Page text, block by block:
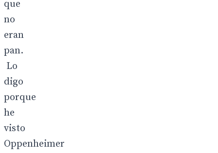
que
no
eran
pan.
Lo
digo
porque
he
visto
Oppenheimer